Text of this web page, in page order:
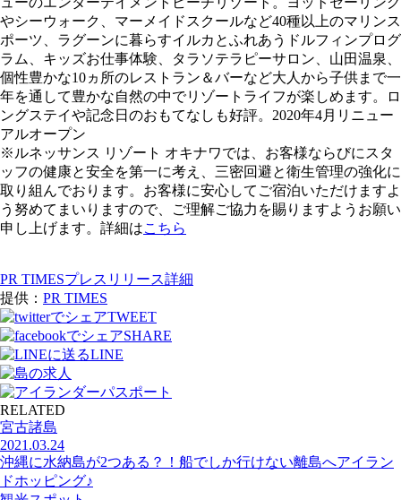
やシーウォーク、マーメイドスクールなど40種以上のマリンス
ポーツ、ラグーンに暮らすイルカとふれあうドルフィンプログ
ラム、キッズお仕事体験、タラソテラピーサロン、山田温泉、
個性豊かな10ヵ所のレストラン＆バーなど大人から子供まで一
年を通して豊かな自然の中でリゾートライフが楽しめます。ロ
ングステイや記念日のおもてなしも好評。2020年4月リニュー
アルオープン
※ルネッサンス リゾート オキナワでは、お客様ならびにスタ
ッフの健康と安全を第一に考え、三密回避と衛生管理の強化に
取り組んでおります。お客様に安心してご宿泊いただけますよ
う努めてまいりますので、ご理解ご協力を賜りますようお願い
申し上げます。詳細はこちら
PR TIMESプレスリリース詳細
提供： PR TIMES
TWEET
SHARE
LINE
RELATED
宮古諸島
2021.03.24
沖縄に水納島が2つある？！船でしか行けない離島へアイラン
ドホッピング♪